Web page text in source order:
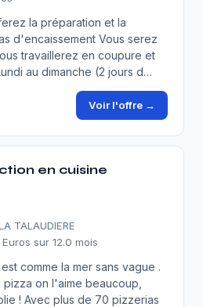
la préparation et la
d'encaissement Vous serez
travaillerez en coupure et
au dimanche (2 jours d…
Voir l'offre →
en cuisine
TALAUDIERE
sur 12.0 mois
comme la mer sans vague .
pizza on l'aime beaucoup,
! Avec plus de 70 pizzerias